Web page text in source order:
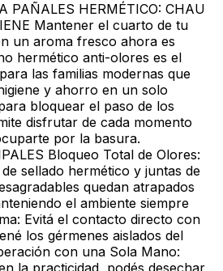
PAÑALES HERMÉTICO: CHAU
Mantener el cuarto de tu
un aroma fresco ahora es
hermético anti-olores es el
las familias modernas que
y ahorro en un solo
bloquear el paso de los
disfrutar de cada momento
por la basura.
Bloqueo Total de Olores:
sellado hermético y juntas de
quedan atrapados
el ambiente siempre
Evitá el contacto directo con
los gérmenes aislados del
con una Sola Mano: